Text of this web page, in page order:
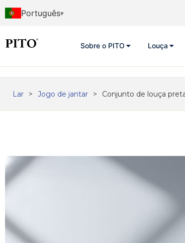
Português
Sobre o PITO Louça
Lar > Jogo de jantar > Conjunto de louça